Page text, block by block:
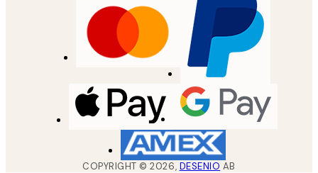
COPYRIGHT ©2026, DESENIO AB